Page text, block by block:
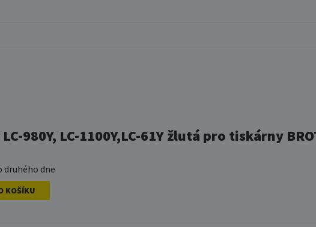
980Y, LC-1100Y,LC-61Y žlutá pro tiskárny
druhého dne
KOŠÍKU